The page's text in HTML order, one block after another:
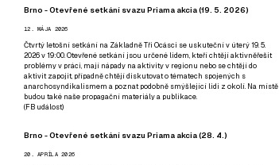
Brno - Otevřené setkání svazu Priama akcia (19. 5. 2026)
12. MÁJA 2026
Čtvrtý letošní setkání na Základně Tři Ocásci se uskuteční v úterý 19. 5.
2026 v 19:00. Otevřené setkání jsou určené lidem, kteří chtějí aktivněřešit
problémy v práci, mají nápady na aktivity v regionu nebo se chtějí do
aktivit zapojit, případně chtějí diskutovat o tématech spojených s
anarchosyndikalismem a poznat podobně smýšlející lidi z okolí. Na místě
budou také naše propagační materiály a publikace.
(FB událost)
Brno - Otevřené setkání svazu Priama akcia (28. 4.)
20. APRÍLA 2026